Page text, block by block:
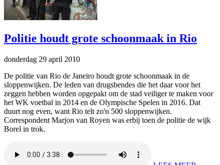
Politie houdt grote schoonmaak in Rio
donderdag 29 april 2010
De politie van Rio de Janeiro houdt grote schoonmaak in de
sloppenwijken. De leden van drugsbendes die het daar voor het
zeggen hebben worden opgepakt om de stad veiliger te maken voor
het WK voetbal in 2014 en de Olympische Spelen in 2016. Dat
duurt nog even, want Rio telt zo'n 500 sloppenwijken.
Correspondent Marjon van Royen was erbij toen de politie de wijk
Borel in trok.